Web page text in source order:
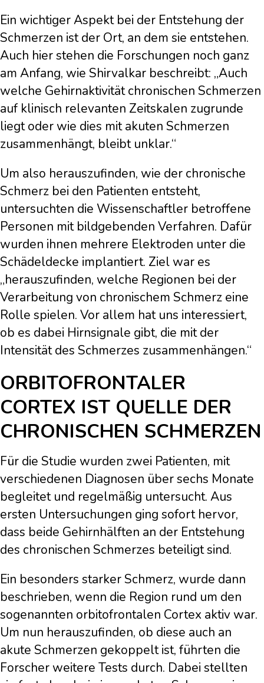
Ein wichtiger Aspekt bei der Entstehung der
Schmerzen ist der Ort, an dem sie entstehen.
Auch hier stehen die Forschungen noch ganz
am Anfang, wie Shirvalkar beschreibt: „Auch
welche Gehirnaktivität chronischen Schmerzen
auf klinisch relevanten Zeitskalen zugrunde
liegt oder wie dies mit akuten Schmerzen
zusammenhängt, bleibt unklar.“
Um also herauszufinden, wie der chronische
Schmerz bei den Patienten entsteht,
untersuchten die Wissenschaftler betroffene
Personen mit bildgebenden Verfahren. Dafür
wurden ihnen mehrere Elektroden unter die
Schädeldecke implantiert. Ziel war es
„herauszufinden, welche Regionen bei der
Verarbeitung von chronischem Schmerz eine
Rolle spielen. Vor allem hat uns interessiert,
ob es dabei Hirnsignale gibt, die mit der
Intensität des Schmerzes zusammenhängen.“
ORBITOFRONTALER
CORTEX IST QUELLE DER
CHRONISCHEN SCHMERZEN
Für die Studie wurden zwei Patienten, mit
verschiedenen Diagnosen über sechs Monate
begleitet und regelmäßig untersucht. Aus
ersten Untersuchungen ging sofort hervor,
dass beide Gehirnhälften an der Entstehung
des chronischen Schmerzes beteiligt sind.
Ein besonders starker Schmerz, wurde dann
beschrieben, wenn die Region rund um den
sogenannten orbitofrontalen Cortex aktiv war.
Um nun herauszufinden, ob diese auch an
akute Schmerzen gekoppelt ist, führten die
Forscher weitere Tests durch. Dabei stellten